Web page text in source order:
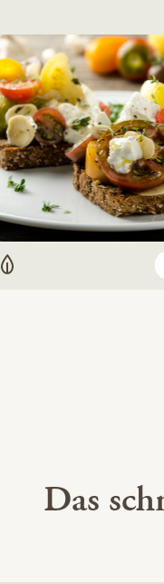
Vegetarisch
Das